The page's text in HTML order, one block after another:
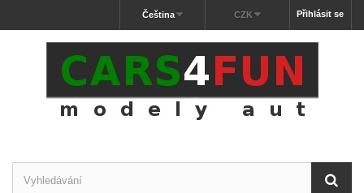
Přihlásit se
CZK
Čeština